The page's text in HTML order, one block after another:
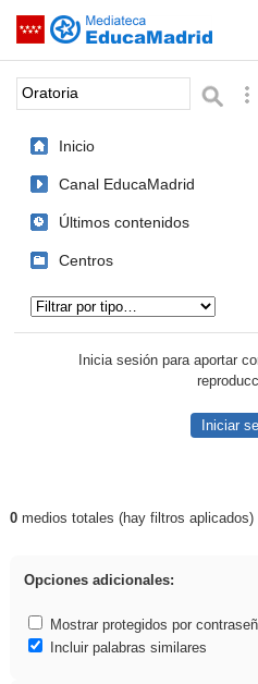
Saltar navegación
Palabra o frase:
Inicio
Canal EducaMadrid
Últimos contenidos
Centros
Inicia sesión para aportar
Iniciar
Resultados de: Oratoria
0medios totales (hay filtros aplicados)
Opciones adicionales:
Mostrar protegidos por
Incluir palabras similares